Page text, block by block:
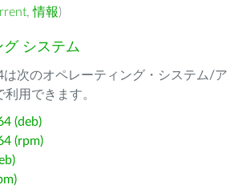
,情報)
システム
は次のオペレーティング・システム/ア
用できます。
(deb)
(rpm)